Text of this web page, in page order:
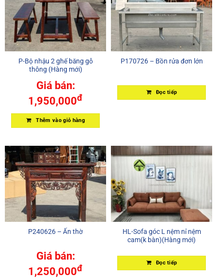
P-Bộ nhậu 2 ghế băng gỗ
thông (Hàng mới)
Giá bán:
1,950,000đ
Thêm vào giỏ hàng
P170726 – Bồn rửa đơn lớn
Đọc tiếp
P240626 – Ấn thờ
Giá bán:
1,250,000đ
HL-Sofa góc L nệm nỉ nệm
cam(k bàn)(Hàng mới)
Đọc tiếp